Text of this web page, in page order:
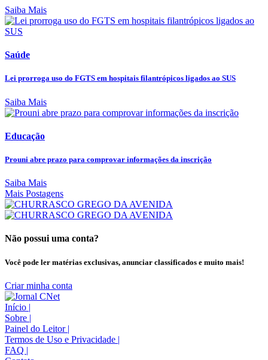
Saiba Mais
Saúde
Lei prorroga uso do FGTS em hospitais filantrópicos ligados ao SUS
Saiba Mais
Educação
Prouni abre prazo para comprovar informações da inscrição
Saiba Mais
Mais Postagens
Não possui uma conta?
Você pode ler matérias exclusivas, anunciar classificados e muito mais!
Criar minha conta
Início |
Sobre |
Painel do Leitor |
Termos de Uso e Privacidade |
FAQ |